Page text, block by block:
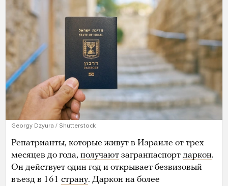
Georgy Dzyura / Shutterstock
Репатрианты, которые живут в Израиле от трех
месяцев до года, получают загранпаспорт даркон.
Он действует один год и открывает безвизовый
въезд в 161 страну. Даркон на более